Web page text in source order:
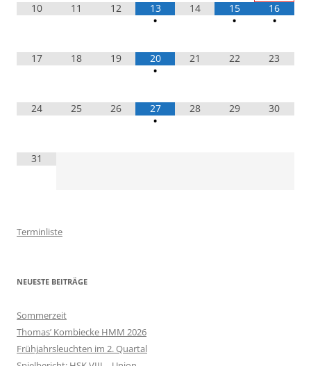
10 11 12
13
•
14
15
•
16
•
17 18 19
20
•
21 22 23
24 25 26
27
•
28 29 30
31
Terminliste
NEUESTE BEITRÄGE
Sommerzeit
Thomas’ Kombiecke HMM 2026
Frühjahrsleuchten im 2. Quartal